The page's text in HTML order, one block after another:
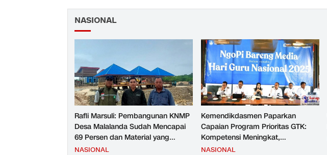
NASIONAL
Rafli Marsuli: Pembangunan KNMP
Desa Malalanda Sudah Mencapai
69 Persen dan Material yang
Digunakan Sudah Sesuai Hasil Uji
NASIONAL
Kemendikdasmen Paparkan
Capaian Program Prioritas GTK:
Kompetensi Meningkat,
Kesejahteraan Guru Kian Diperkuat
NASIONAL